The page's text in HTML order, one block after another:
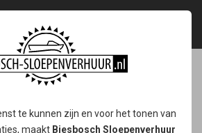
te kunnen zijn en voor het tonen van
maakt Biesbosch Sloepenverhuur
7 personen